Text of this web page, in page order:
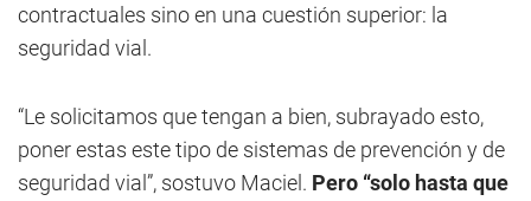
contractuales sino en una cuestión superior: la
seguridad vial.
“Le solicitamos que tengan a bien, subrayado esto,
poner estas este tipo de sistemas de prevención y de
seguridad vial”, sostuvo Maciel. Pero “solo hasta que